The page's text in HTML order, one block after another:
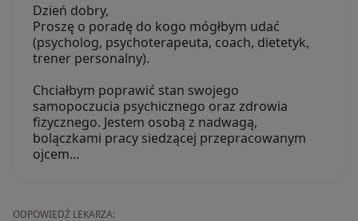
Dzień dobry,
Proszę o poradę do kogo mógłbym udać
(psycholog, psychoterapeuta, coach, dietetyk,
trener personalny).
Chciałbym poprawić stan swojego
samopoczucia psychicznego oraz zdrowia
fizycznego. Jestem osobą z nadwagą,
bolączkami pracy siedzącej przepracowanym
ojcem…
ODPOWIEDŹ LEKARZA: